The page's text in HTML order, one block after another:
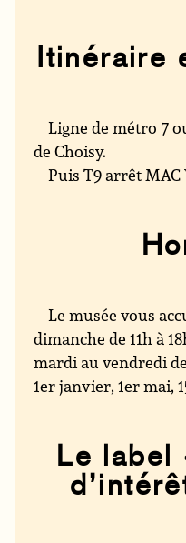
Itinéraire
Ligne de métro 7
de Choisy.
Puis T9 arrêt MAC
Le musée vous
dimanche de 11h à
mardi au vendredi
1er janvier, 1er mai,
Le label